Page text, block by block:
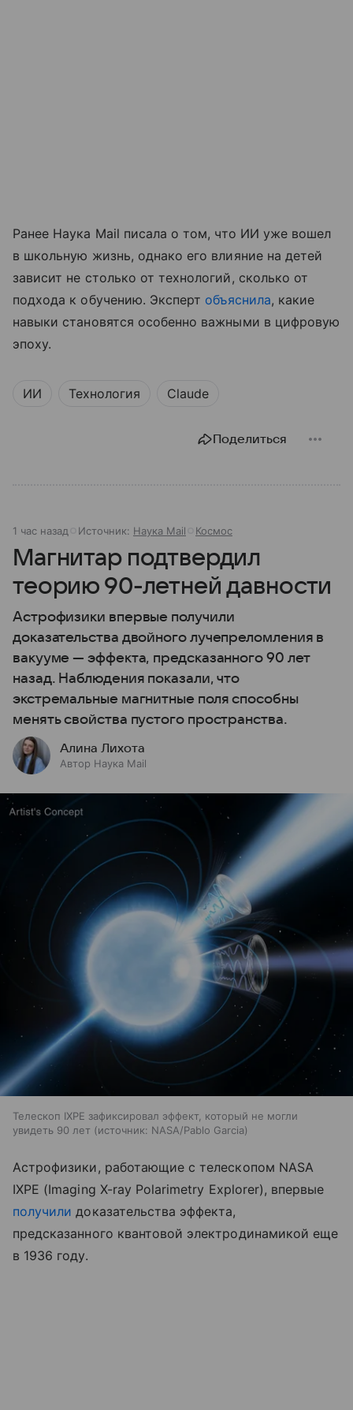
Ранее Наука Mail писала о том, что ИИ уже вошел
в школьную жизнь, однако его влияние на детей
зависит не столько от технологий, сколько от
подхода к обучению. Эксперт объяснила, какие
навыки становятся особенно важными в цифровую
эпоху.
ИИ Технология Claude
Поделиться
1 час назад Источник: Наука Mail Космос
Магнитар подтвердил
теорию 90-летней давности
Астрофизики впервые получили
доказательства двойного лучепреломления в
вакууме — эффекта, предсказанного 90 лет
назад. Наблюдения показали, что
экстремальные магнитные поля способны
менять свойства пустого пространства.
Алина Лихота
Автор Наука Mail
Телескоп IXPE зафиксировал эффект, который не могли
увидеть 90 лет
источник: NASA/Pablo Garcia
Астрофизики, работающие с телескопом NASA
IXPE (Imaging X-ray Polarimetry Explorer), впервые
получили доказательства эффекта,
предсказанного квантовой электродинамикой еще
в 1936 году.